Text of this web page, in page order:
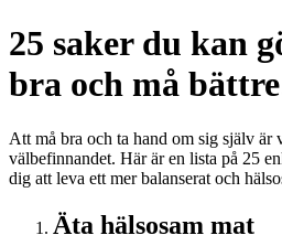
25 saker du kan
bra och må
Att må bra och ta hand om sig själv är
välbefinnandet. Här är en lista på 25
dig att leva ett mer balanserat och
Äta hälsosam mat